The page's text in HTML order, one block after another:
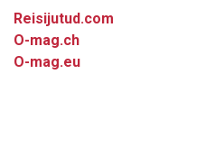
Reisijutud.com
O-mag.ch
O-mag.eu